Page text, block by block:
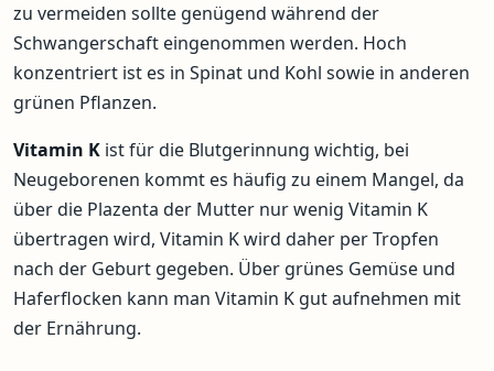
zu vermeiden sollte genügend während der
Schwangerschaft eingenommen werden. Hoch
konzentriert ist es in Spinat und Kohl sowie in anderen
grünen Pflanzen.
Vitamin K ist für die Blutgerinnung wichtig, bei
Neugeborenen kommt es häufig zu einem Mangel, da
über die Plazenta der Mutter nur wenig Vitamin K
übertragen wird, Vitamin K wird daher per Tropfen
nach der Geburt gegeben. Über grünes Gemüse und
Haferflocken kann man Vitamin K gut aufnehmen mit
der Ernährung.